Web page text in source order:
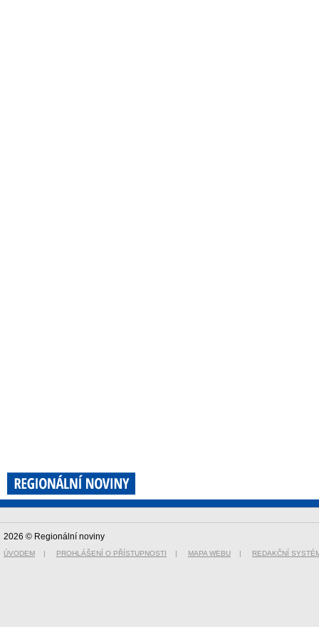
2026 © Regionální noviny
ÚVODEM | PROHLÁŠENÍ O PŘÍSTUPNOSTI | MAPA WEBU | REDAKČNÍ